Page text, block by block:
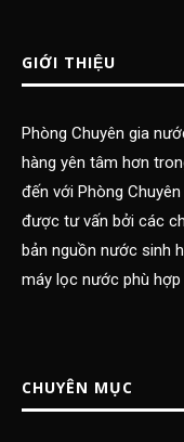
GIỚI THIỆU
Phòng Chuyên gia
hàng yên tâm hơn
đến với Phòng
được tư vấn bởi các
bản nguồn nước sinh
máy lọc nước phù hợp
CHUYÊN MỤC